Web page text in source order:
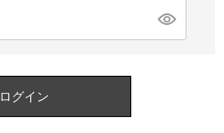
ログイン